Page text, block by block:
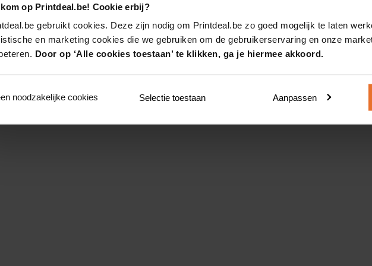
op Printdeal.be! Cookie erbij?
gebruikt cookies. Deze zijn nodig om Printdeal.be zo goed mogelijk te laten
en marketing cookies die we gebruiken om de gebruikerservaring en onze
Door op ‘Alle cookies toestaan’ te klikken, ga je hiermee akkoord.
noodzakelijke cookies Selectie toestaan Aanpassen